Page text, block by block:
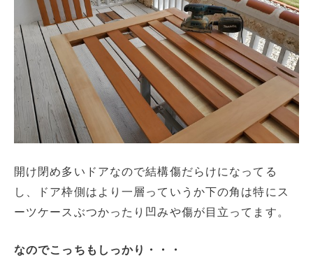
開け閉め多いドアなので結構傷だらけになってる
し、ドア枠側はより一層っていうか下の角は特にス
ーツケースぶつかったり凹みや傷が目立ってます。
なのでこっちもしっかり・・・